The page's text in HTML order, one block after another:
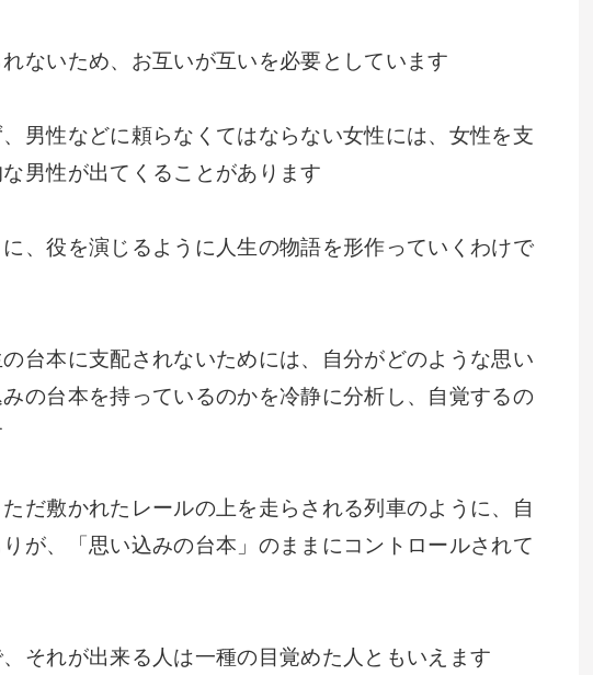
ないため、お互いが互いを必要としています
男性などに頼らなくてはならない女性には、女性を支
男性が出てくることがあります
、役を演じるように人生の物語を形作っていくわけで
台本に支配されないためには、自分がどのような思い
の台本を持っているのかを冷静に分析し、自覚するの
だ敷かれたレールの上を走らされる列車のように、自
が、「思い込みの台本」のままにコントロールされて
それが出来る人は一種の目覚めた人ともいえます